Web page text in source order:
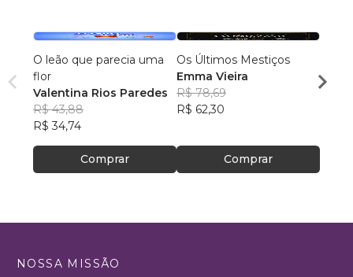
O leão que parecia uma
flor
Valentina Rios Paredes
R$ 43,88
R$ 34,74
Comprar
Os Últimos Mestiços
Emma Vieira
R$ 78,69
R$ 62,30
Comprar
R$
NOSSA MISSÃO